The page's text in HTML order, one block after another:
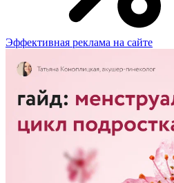
Эффективная реклама на сайте